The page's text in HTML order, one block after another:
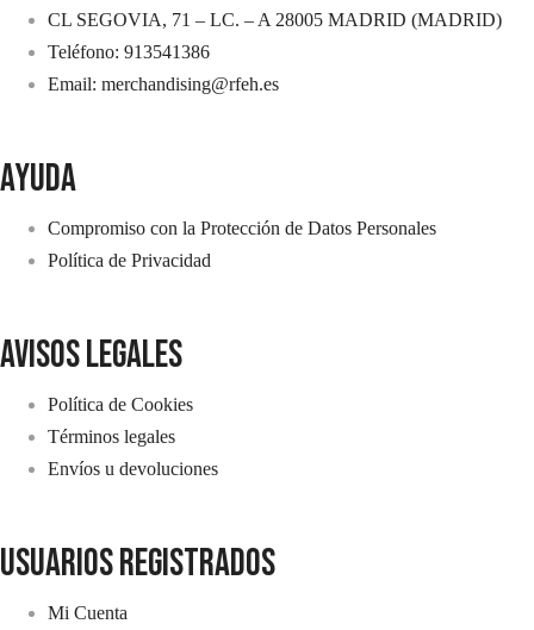
CL SEGOVIA, 71 – LC. – A 28005 MADRID (MADRID)
Teléfono: 913541386
Email: merchandising@rfeh.es
AYUDA
Compromiso con la Protección de Datos Personales
Política de Privacidad
avisos legales
Política de Cookies
Términos legales
Envíos u devoluciones
usuarios registrados
Mi Cuenta